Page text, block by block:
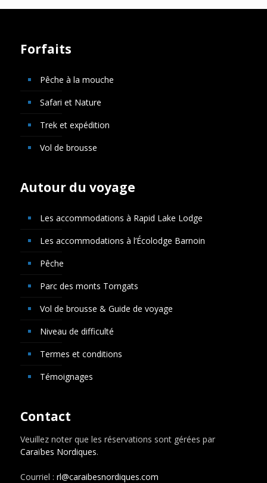
Forfaits
Pêche à la mouche
Safari et Nature
Trek et expédition
Vol de brousse
Autour du voyage
Les accommodations à Rapid Lake Lodge
Les accommodations à l’Écolodge Barnoin
Pêche
Parc des monts Torngats
Vol de brousse & Guide de voyage
Niveau de difficulté
Termes et conditions
Témoignages
Contact
Veuillez noter que les réservations sont gérées par
Caraïbes Nordiques.
Courriel : rl@caraibesnordiques.com